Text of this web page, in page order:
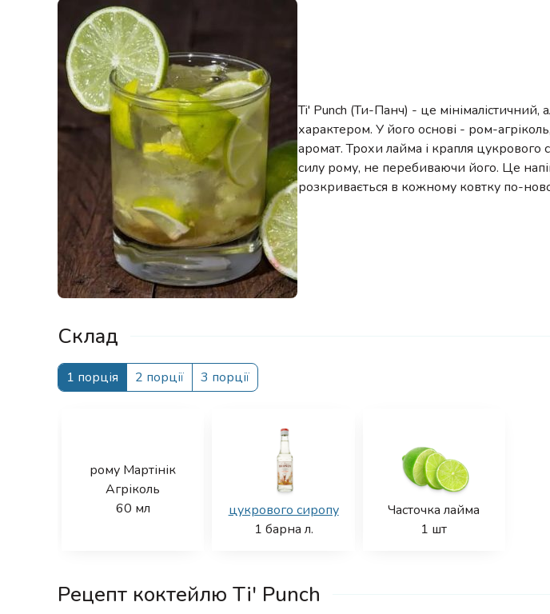
Ti' Punch (Ти-Панч) - це
характером. У його основі - ром-
аромат. Трохи лайма і крапля цукрового
силу рому, не перебиваючи його. Це
розкривається в кожному ковтку по-
Склад
1 порція 2 порції 3 порції
рому Мартінік
Агріколь
60 мл
цукрового сиропу
1 барна л.
Часточка лайма
1 шт
Рецепт коктейлю Ti' Punch